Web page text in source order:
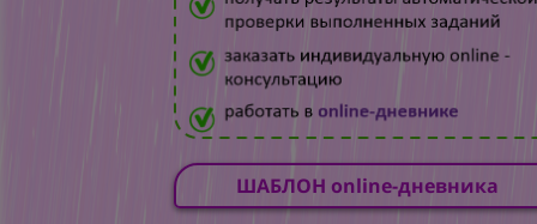
ШАБЛОН online-дневника